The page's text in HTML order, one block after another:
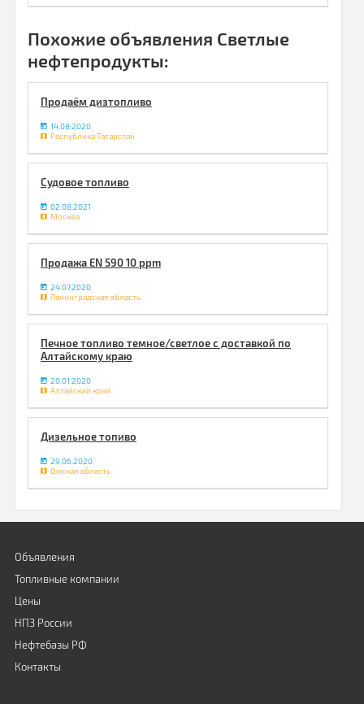
Похожие объявления Светлые
нефтепродукты:
Продаём дизтопливо
14.08.2020
Республика Татарстан
Судовое топливо
02.08.2021
Москва
Продажа EN 590 10 ppm
24.07.2020
Ленинградская область
Печное топливо темное/светлое с доставкой по
Алтайскому краю
20.01.2020
Алтайский край
Дизельное топиво
29.06.2020
Омская область
Объявления
Топливные компании
Цены
НПЗ России
Нефтебазы РФ
Контакты